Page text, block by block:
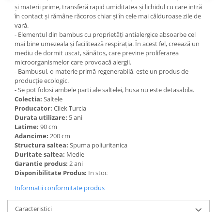
și materii prime, transferă rapid umiditatea și lichidul cu care intră
în contact și rămâne răcoros chiar și în cele mai călduroase zile de
vară.
- Elementul din bambus cu proprietăți antialergice absoarbe cel
mai bine umezeala și facilitează respirația. În acest fel, creează un
mediu de dormit uscat, sănătos, care previne proliferarea
microorganismelor care provoacă alergii.
- Bambusul, o materie primă regenerabilă, este un produs de
producție ecologic.
- Se pot folosi ambele parti ale saltelei, husa nu este detasabila.
Colectia: Saltele
Producator: Cilek Turcia
Durata utilizare: 5 ani
Latime: 90 cm
Adancime: 200 cm
Structura saltea: Spuma poliuritanica
Duritate saltea: Medie
Garantie produs: 2 ani
Disponibilitate Produs: In stoc
Informatii conformitate produs
Caracteristici